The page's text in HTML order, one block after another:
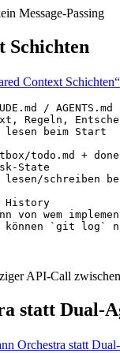
Message-Passing
Schichten
Context Schichten“
/ AGENTS.md
Regeln,
lesen beim Start
todo.md +
State
lesen/schreiben
History
von wem
können `git log`
API-Call
statt Dual-
Orchestra statt